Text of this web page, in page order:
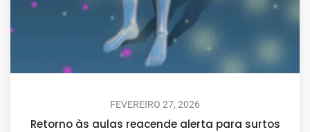
FEVEREIRO 27, 2026
Retorno às aulas reacende alerta para surtos